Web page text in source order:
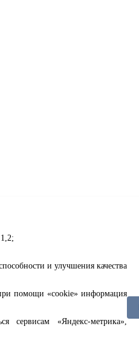
и улучшения качества
при помощи «cookie» информация
сервисам «Яндекс-метрика»,